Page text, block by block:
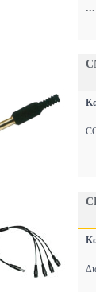
...